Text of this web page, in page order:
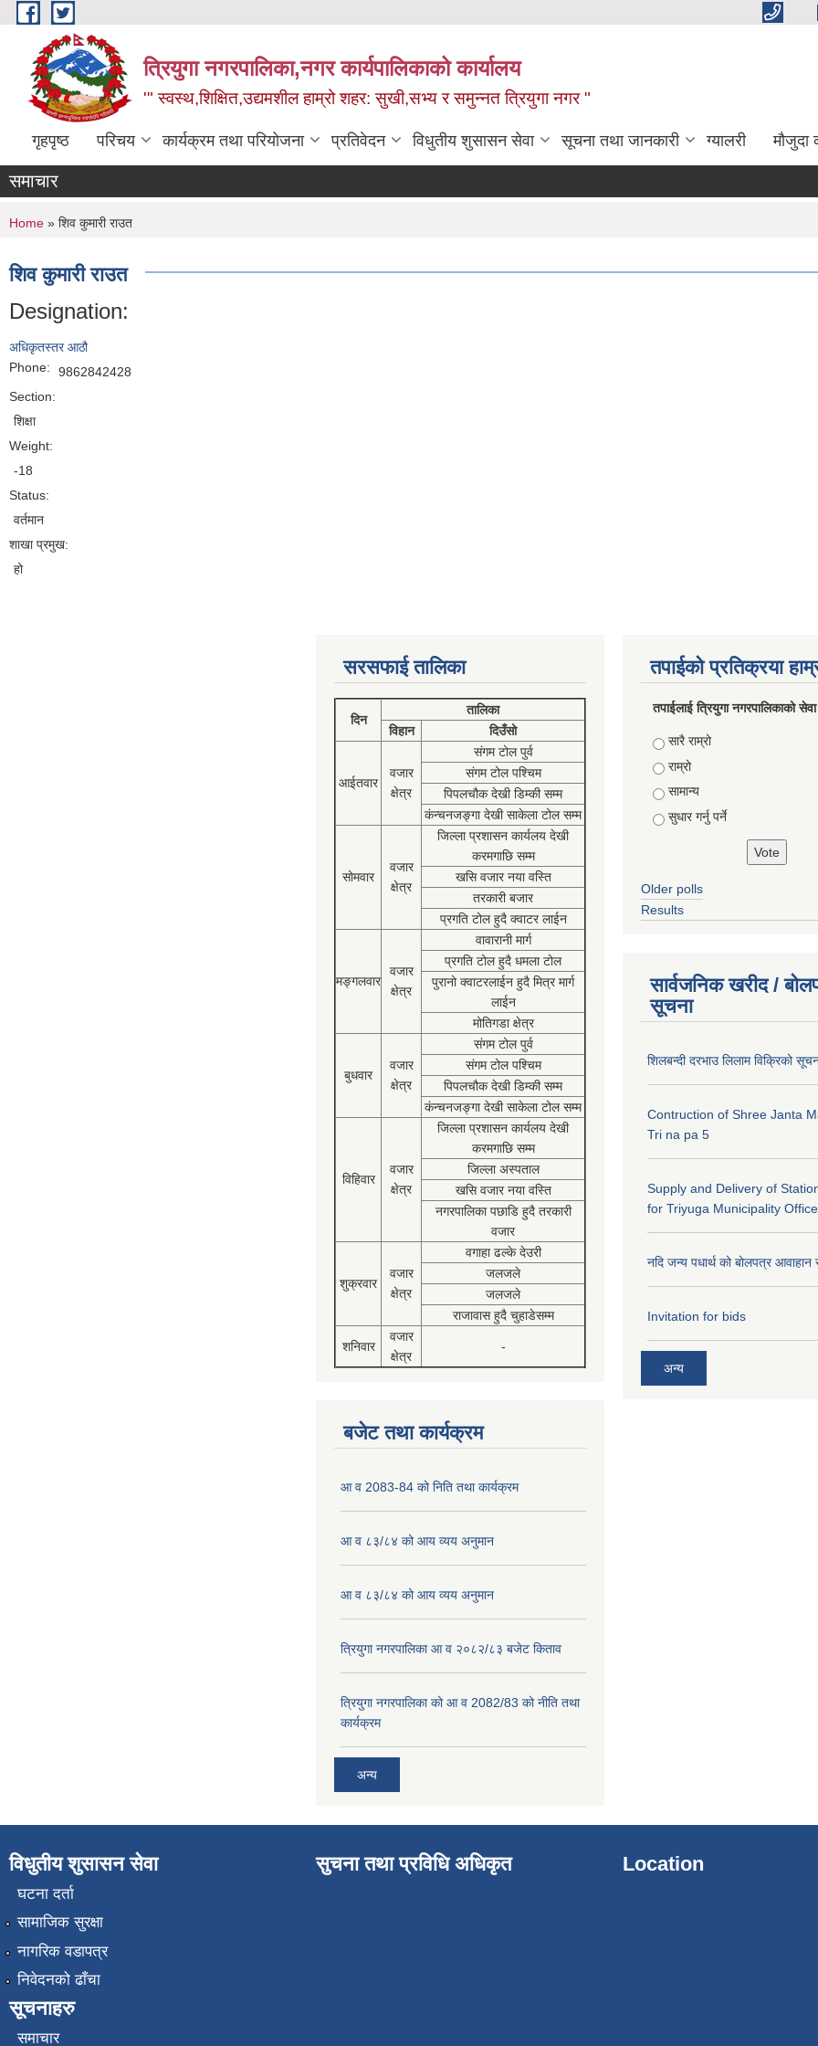
Skip to main content
त्रियुगा नगरपालिका,नगर कार्यपालिकाको कार्यालय
'" स्वस्थ,शिक्षित,उद्यमशील हाम्रो शहर: सुखी,सभ्य र समुन्नत त्रियुगा नगर "
गृहपृष्ठ परिचय कार्यक्रम तथा परियोजना प्रतिवेदन विधुतीय शुसासन सेवा सूचना तथा जानकारी ग्यालरी मौजुदा
समाचार
You are here
Home » शिव कुमारी राउत
शिव कुमारी राउत
Designation:
अधिकृतस्तर आठौ
Phone:
9862842428
Section:
शिक्षा
Weight:
-18
Status:
वर्तमान
शाखा प्रमुख:
हो
सरसफाई तालिका
दिन
तालिका
विहान
दिउँसो
आईतवार
वजार
क्षेत्र
संगम टोल पुर्व
संगम टोल पश्चिम
पिपलचौक देखी डिम्की सम्म
कंन्चनजङ्गा देखी साकेला टोल सम्म
सोमवार
वजार
क्षेत्र
जिल्ला प्रशासन कार्यलय देखी
करमगाछि सम्म
खसि वजार नया वस्ति
तरकारी बजार
प्रगति टोल हुदै क्वाटर लाईन
मङ्गलवार
वजार
क्षेत्र
वावारानी मार्ग
प्रगति टोल हुदै धमला टोल
पुरानो क्वाटरलाईन हुदै मित्र मार्ग
लाईन
मोतिगडा क्षेत्र
बुधवार
वजार
क्षेत्र
संगम टोल पुर्व
संगम टोल पश्चिम
पिपलचौक देखी डिम्की सम्म
कंन्चनजङ्गा देखी साकेला टोल सम्म
विहिवार
वजार
क्षेत्र
जिल्ला प्रशासन कार्यलय देखी
करमगाछि सम्म
जिल्ला अस्पताल
खसि वजार नया वस्ति
नगरपालिका पछाडि हुदै तरकारी
वजार
शुक्रवार
वजार
क्षेत्र
वगाहा ढल्के देउरी
जलजले
जलजले
राजावास हुदै चुहाडेसम्म
शनिवार
वजार
क्षेत्र
-
बजेट तथा कार्यक्रम
आ व 2083-84 को निति तथा कार्यक्रम
आ व ८३/८४ को आय व्यय अनुमान
आ व ८३/८४ को आय व्यय अनुमान
त्रियुगा नगरपालिका आ व २०८२/८३ बजेट किताव
त्रियुगा नगरपालिका को आ व 2082/83 को नीति तथा
कार्यक्रम
अन्य
तपाईको प्रतिक्रया
तपाईलाई त्रियुगा नगरपालिकाको
Choices
सारै राम्रो
राम्रो
सामान्य
सुधार गर्नु पर्ने
Older polls
Results
सार्वजनिक खरीद /
सूचना
शिलबन्दी दरभाउ लिलाम विक्रिको
Contruction of Shree Janta
Tri na pa 5
Supply and Delivery of
for Triyuga Municipality Office.
नदि जन्य पधार्थ को बोलपत्र
Invitation for bids
अन्य
विधुतीय शुसासन सेवा
घटना दर्ता
सामाजिक सुरक्षा
नागरिक वडापत्र
निवेदनको ढाँचा
सूचनाहरु
समाचार
सुचना तथा प्रविधि अधिकृत Location